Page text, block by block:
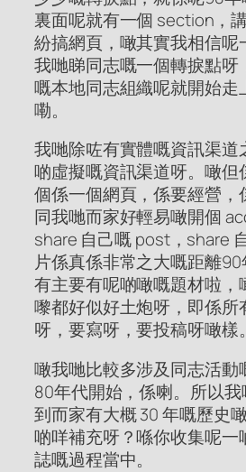
裏面呢就有一個 section，
紛搞網頁，噉其實我相信呢
我哋睇同志嘅一個轉捩點呀
嘅本地同志組織呢就開始走
嘞。
我哋除咗有實體嘅資訊渠道
啲虛擬嘅資訊渠道呀。噉但
個係一個網頁，係要經營，
同我哋而家好輕易噉開個
share 自己嘅 post，share
片係真係非常之大嘅距離
有主要有呢啲噉嘅題材啦，
嚟都好似好土炮呀，即係所
呀，要寫呀，要投稿呀噉樣。
噉我哋比較多涉及同志活動
80年代開始，係喇。所以
到而家有大概 30 年嘅歷史
啲咩補充呀？喺你收集呢一
誌嘅過程當中。